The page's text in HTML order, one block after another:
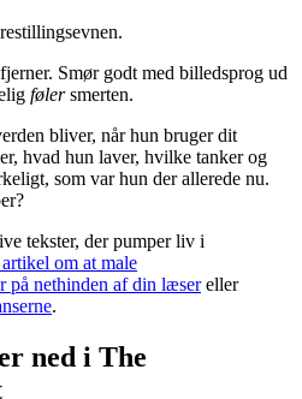
Smør godt med billedsprog ud
følersmerten.
bliver, når hun bruger dit
hvad hun laver, hvilke tanker og
som var hun der allerede nu.
tekster, der pumper liv i
om at male
på nethinden af din læsereller
.
ned i The